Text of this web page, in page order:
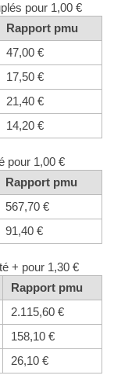
pour 1,00 €
Rapport pmu
47,00 €
17,50 €
21,40 €
14,20 €
pour 1,00 €
Rapport pmu
567,70 €
91,40 €
+ pour 1,30 €
Rapport pmu
2.115,60 €
158,10 €
26,10 €